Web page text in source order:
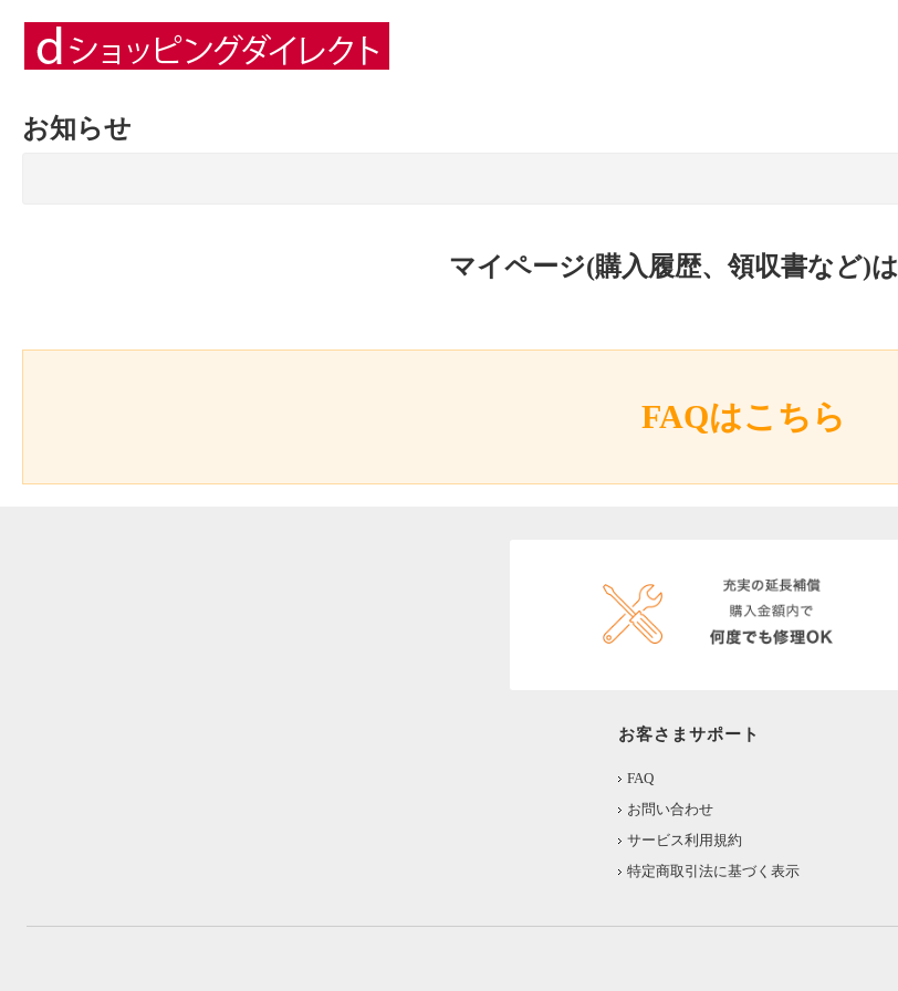
お知らせ
マイページ(購入履歴、領収書など)は
FAQはこちら
お客さまサポート
FAQ
お問い合わせ
サービス利用規約
特定商取引法に基づく表示